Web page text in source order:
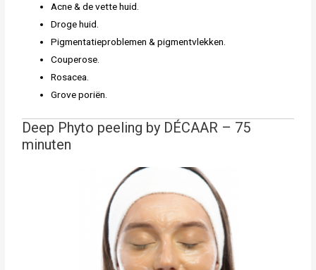
Acne & de vette huid.
Droge huid.
Pigmentatieproblemen & pigmentvlekken.
Couperose.
Rosacea.
Grove poriën.
Deep Phyto peeling by DÉCAAR – 75
minuten